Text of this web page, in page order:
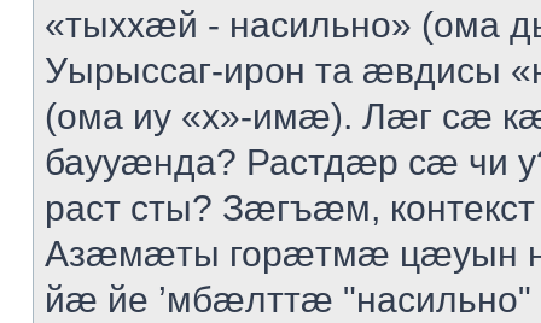
«тыххӕй - насильно» (ома
Уырыссаг-ирон та ӕвдисы
(ома иу «х»-имӕ). Лӕг сӕ
баууӕнда? Растдӕр сӕ чи
раст сты? Зӕгъӕм,
Азӕмӕты горӕтмӕ
йӕ йе ’мбӕлттӕ "насильно"